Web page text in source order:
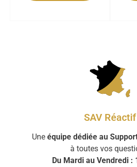
SAV Réactif
Une équipe dédiée au
à toutes vos
Du Mardi au Vendredi :